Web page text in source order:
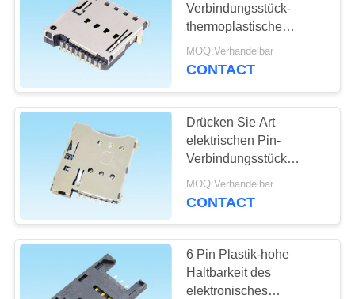
UNS
VERBINDUNG
FORDERN
ZITAT
usb-Art c-
Verbindungsstück
Oblaten-
Verbindungsstück
Verbindungsstück-
thermoplastische
Wohnung Pin 9 in den
Kommunikations-
MOQ:Verhandelbar
CONTACT
Drücken Sie Art
elektrischen Pin-
Verbindungsstück
1.35mm hohen Pin 7 mit
Wohnung UL94-V0
MOQ:Verhandelbar
CONTACT
6 Pin Plastik-hohe
Haltbarkeit des
elektronisches